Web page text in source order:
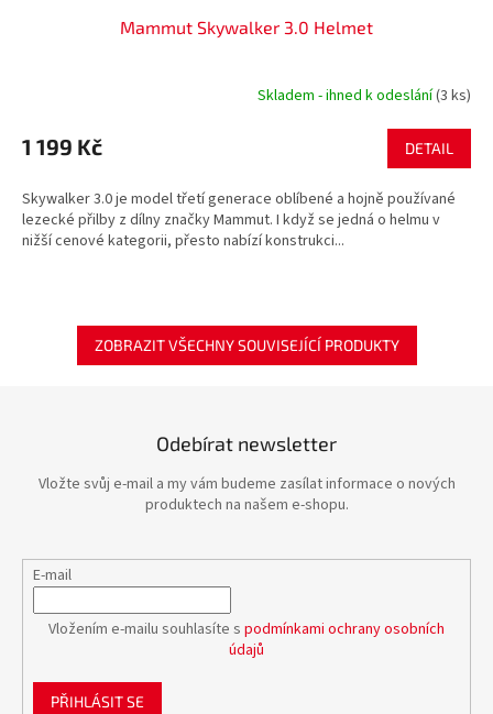
Mammut Skywalker 3.0 Helmet
Skladem - ihned k odeslání(3 ks)
1 199 Kč DETAIL
Skywalker 3.0 je model třetí generace oblíbené a hojně používané
lezecké přilby z dílny značky Mammut. I když se jedná o helmu v
nižší cenové kategorii, přesto nabízí konstrukci...
ZOBRAZIT VŠECHNY SOUVISEJÍCÍ PRODUKTY
Odebírat newsletter
Vložte svůj e-mail a my vám budeme zasílat informace o nových
produktech na našem e-shopu.
E-mail
Vložením e-mailu souhlasíte s podmínkami ochrany osobních
údajů
PŘIHLÁSIT SE